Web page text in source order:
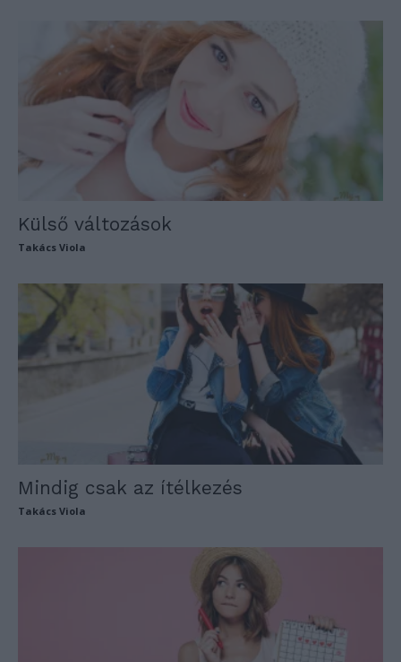
Külső változások
Takács Viola
Mindig csak az ítélkezés
Takács Viola